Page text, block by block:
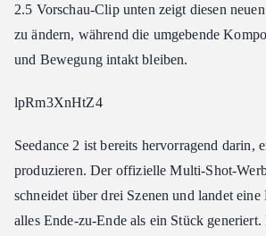
2.5 Vorschau-Clip unten zeigt diesen
zu ändern, während die umgebende
und Bewegung intakt bleiben.
lpRm3XnHtZ4
Seedance 2 ist bereits hervorragend darin,
produzieren. Der offizielle Multi-Shot-
schneidet über drei Szenen und landet
alles Ende-zu-Ende als ein Stück